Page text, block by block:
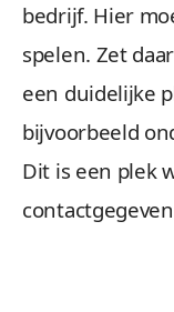
bedrijf. Hier
spelen. Zet
een duidelijke
bijvoorbeeld
Dit is een plek